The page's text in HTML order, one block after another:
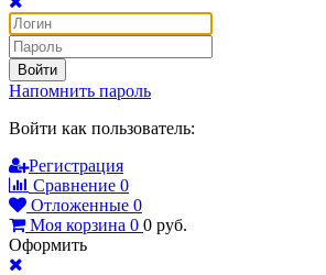
Войти
Напомнить пароль
Войти как пользователь:
Регистрация
Сравнение 0
Отложенные 0
Моя корзина 0 0 руб.
Оформить